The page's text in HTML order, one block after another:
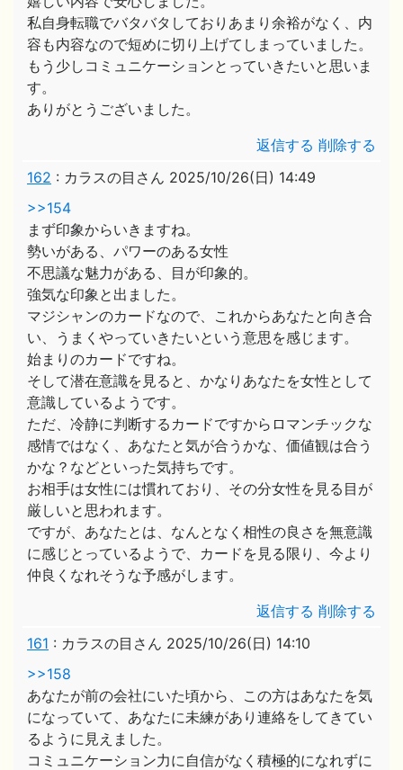
私自身転職でバタバタしておりあまり余裕がなく、内
容も内容なので短めに切り上げてしまっていました。
もう少しコミュニケーションとっていきたいと思いま
す。
ありがとうございました。
返信する 削除する
162 : カラスの目さん 2025/10/26(日) 14:49
>>154
まず印象からいきますね。
勢いがある、パワーのある女性
不思議な魅力がある、目が印象的。
強気な印象と出ました。
マジシャンのカードなので、これからあなたと向き合
い、うまくやっていきたいという意思を感じます。
始まりのカードですね。
そして潜在意識を見ると、かなりあなたを女性として
意識しているようです。
ただ、冷静に判断するカードですからロマンチックな
感情ではなく、あなたと気が合うかな、価値観は合う
かな？などといった気持ちです。
お相手は女性には慣れており、その分女性を見る目が
厳しいと思われます。
ですが、あなたとは、なんとなく相性の良さを無意識
に感じとっているようで、カードを見る限り、今より
仲良くなれそうな予感がします。
返信する 削除する
161 : カラスの目さん 2025/10/26(日) 14:10
>>158
あなたが前の会社にいた頃から、この方はあなたを気
になっていて、あなたに未練があり連絡をしてきてい
るように見えました。
コミュニケーション力に自信がなく積極的になれずに